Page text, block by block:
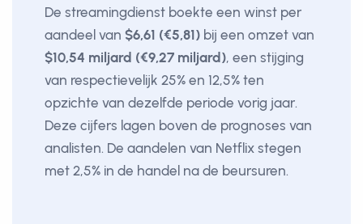
De streamingdienst boekte een winst per
aandeel van $6,61 (€5,81) bij een omzet van
$10,54 miljard (€9,27 miljard), een stijging
van respectievelijk 25% en 12,5% ten
opzichte van dezelfde periode vorig jaar.
Deze cijfers lagen boven de prognoses van
analisten. De aandelen van Netflix stegen
met 2,5% in de handel na de beursuren.